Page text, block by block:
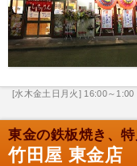
[水木金土日月火] 16:00～1:00
東金の鉄板焼き、特
竹田屋 東金店